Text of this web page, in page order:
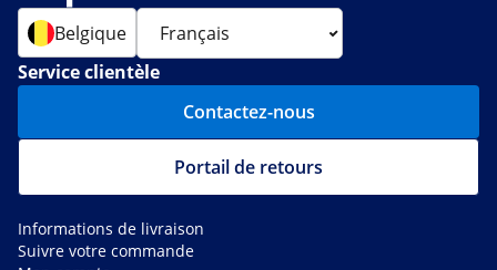
Belgique
Service clientèle
Contactez-nous
Portail de retours
Informations de livraison
Suivre votre commande